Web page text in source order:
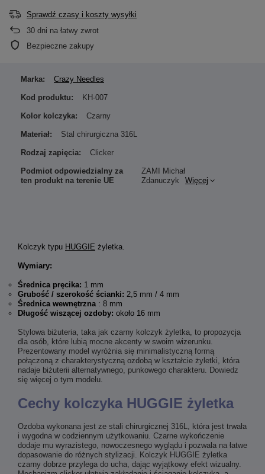
Sprawdź czasy i koszty wysyłki
30 dni na łatwy zwrot
Bezpieczne zakupy
Kolczyk typu HUGGIE żyletka.
Wymiary:
Średnica pręcika: 1 mm
Grubość / szerokość ścianki: 2,5 mm / 4 mm
Średnica wewnętrzna : 8 mm
Długość wiszącej ozdoby: około 16 mm
Stylowa biżuteria, taka jak czarny kolczyk żyletka, to propozycja
dla osób, które lubią mocne akcenty w swoim wizerunku.
Prezentowany model wyróżnia się minimalistyczną formą
połączoną z charakterystyczną ozdobą w kształcie żyletki, która
nadaje biżuterii alternatywnego, punkowego charakteru. Dowiedz
się więcej o tym modelu.
Cechy kolczyka HUGGIE żyletka
Ozdoba wykonana jest ze stali chirurgicznej 316L, która jest trwała
i wygodna w codziennym użytkowaniu. Czarne wykończenie
dodaje mu wyrazistego, nowoczesnego wyglądu i pozwala na łatwe
dopasowanie do różnych stylizacji. Kolczyk HUGGIE żyletka
czarny dobrze przylega do ucha, dając wyjątkowy efekt wizualny.
Marka: Crazy Needles
Kod produktu: KH-007
Kolor kolczyka: Czarny
Materiał: Stal chirurgiczna 316L
Rodzaj zapięcia: Clicker
Podmiot odpowiedzialny za
ten produkt na terenie UE
ZAMI Michał
Zdanuczyk
Więcej